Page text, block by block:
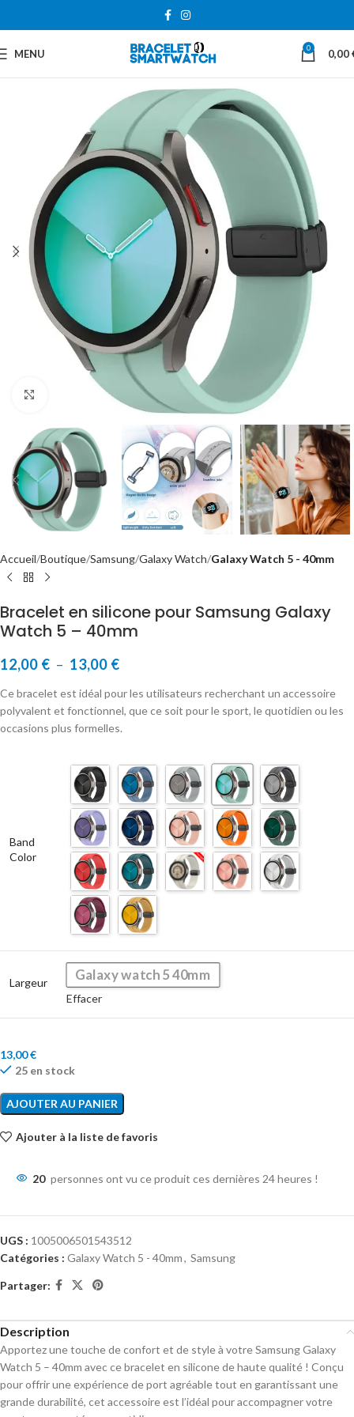
MENU 0 0,00
Cliquer pour agrandir
Accueil Boutique Samsung Galaxy Watch Galaxy Watch 5 - 40mm
Bracelet en silicone pour Samsung Galaxy
Watch 5 – 40mm
12,00 € – 13,00 €
Ce bracelet est idéal pour les utilisateurs recherchant un accessoire
polyvalent et fonctionnel, que ce soit pour le sport, le quotidien ou les
occasions plus formelles.
Band
Color
Largeur Galaxy watch 5 40mm
Effacer
13,00€
25 en stock
AJOUTER AU PANIER
Ajouter à la liste de favoris
20 personnes ont vu ce produit ces dernières 24 heures !
UGS : 1005006501543512
Catégories : Galaxy Watch 5 - 40mm, Samsung
Partager:
Description
Apportez une touche de confort et de style à votre Samsung Galaxy
Watch 5 – 40mm avec ce bracelet en silicone de haute qualité ! Conçu
pour offrir une expérience de port agréable tout en garantissant une
grande durabilité, cet accessoire est l’idéal pour accompagner votre